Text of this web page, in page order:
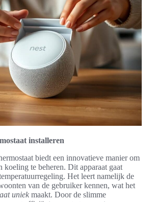
installeren
biedt een innovatieve manier om
koeling te beheren. Dit apparaat gaat
Het leert namelijk de
van de gebruiker kennen, wat het
uniek maakt. Door de slimme